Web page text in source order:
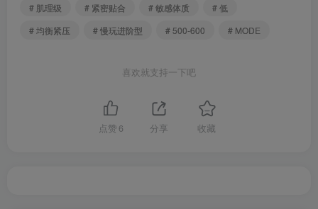
# 肌理级
# 紧密贴合 # 敏感体质
# 低
# 均衡紧压
# 慢玩进阶型 # 500-600 # MODE
喜欢就支持一下吧
点赞 6 分享 收藏